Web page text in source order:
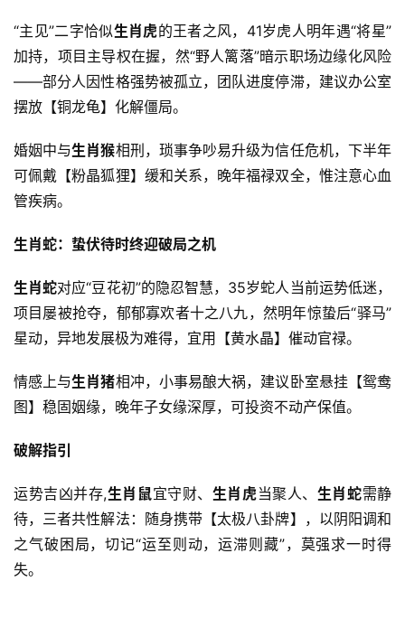
“主见”二字恰似生肖虎的王者之风，41岁虎人明年遇“将星”
加持，项目主导权在握，然“野人篱落”暗示职场边缘化风险
——部分人因性格强势被孤立，团队进度停滞，建议办公室
摆放【铜龙龟】化解僵局。
婚姻中与生肖猴相刑，琐事争吵易升级为信任危机，下半年
可佩戴【粉晶狐狸】缓和关系，晚年福禄双全，惟注意心血
管疾病。
生肖蛇：蛰伏待时终迎破局之机
生肖蛇对应“豆花初”的隐忍智慧，35岁蛇人当前运势低迷，
项目屡被抢夺，郁郁寡欢者十之八九，然明年惊蛰后“驿马”
星动，异地发展极为难得，宜用【黄水晶】催动官禄。
情感上与生肖猪相冲，小事易酿大祸，建议卧室悬挂【鸳鸯
图】稳固姻缘，晚年子女缘深厚，可投资不动产保值。
破解指引
运势吉凶并存,生肖鼠宜守财、 生肖虎当聚人、 生肖蛇需静
待，三者共性解法：随身携带【太极八卦牌】，以阴阳调和
之气破困局，切记“运至则动，运滞则藏”，莫强求一时得
失。